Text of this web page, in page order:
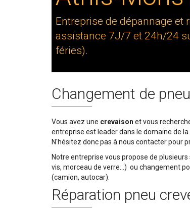
Entreprise de dépannage et
assistance 7J/7 et 24h/24
féries).
Changement de
Vous avez une crevaison et vous
entreprise est leader dans le domaine de
N'hésitez donc pas à nous contacter pour
Notre entreprise vous propose de
vis, morceau de verre...) ou changement
(camion, autocar).
Réparation pneu